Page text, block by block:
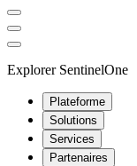
Explorer SentinelOne
Plateforme
Solutions
Services
Partenaires